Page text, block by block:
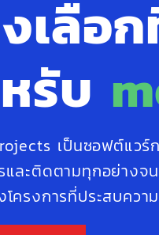
เลือ
รับ
เป็นซอฟต์แวร์
และติดตามทุกอย่างจ
โครงการที่ประสบคว